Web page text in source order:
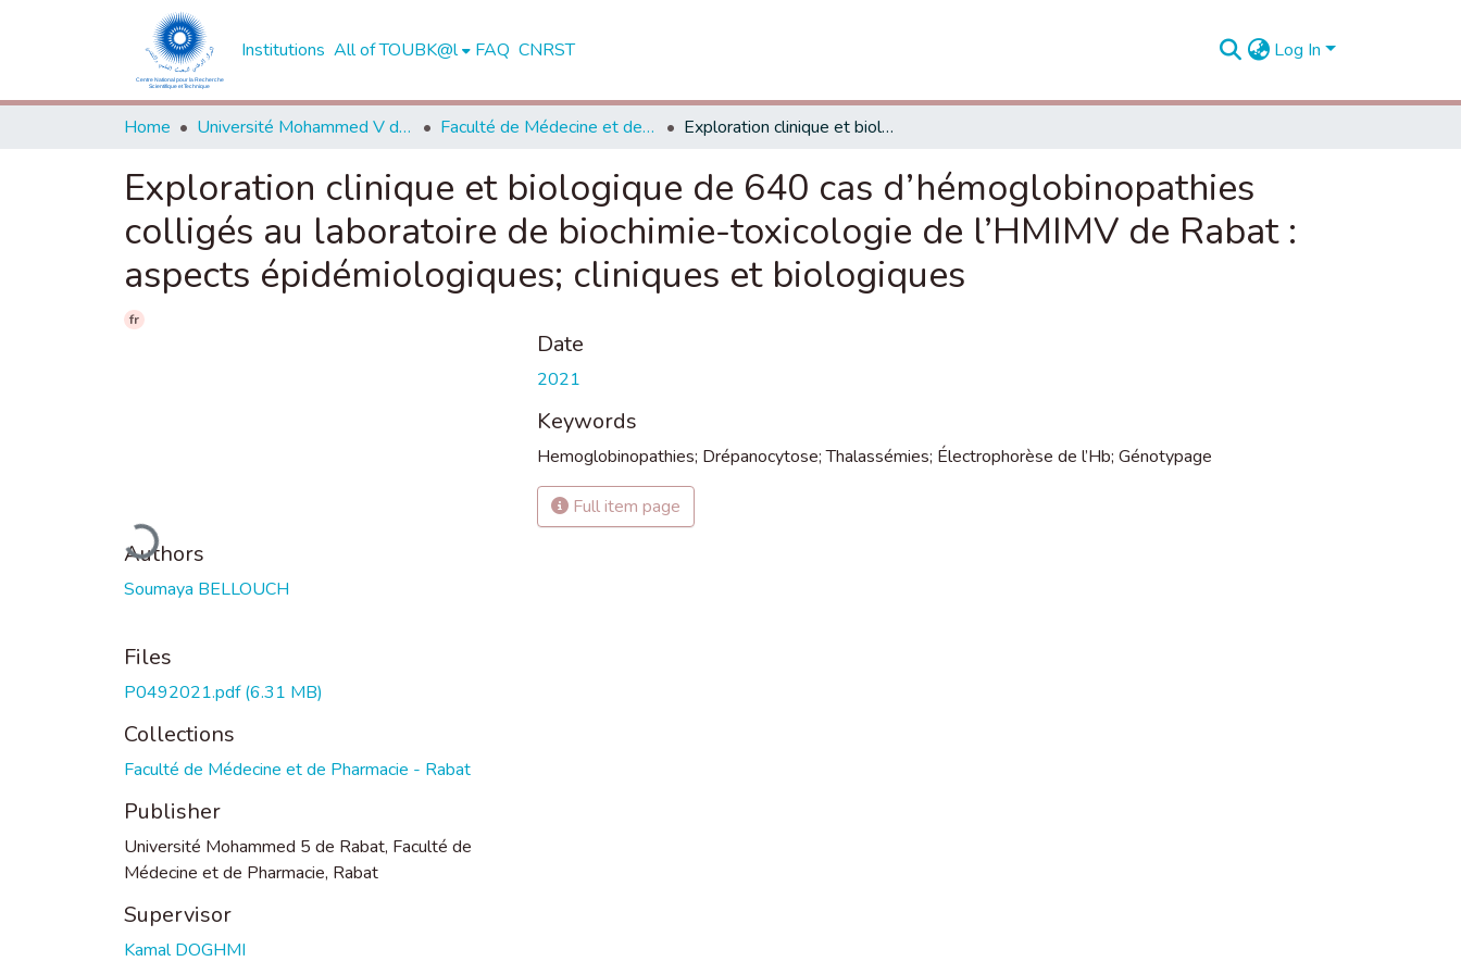
Institutions All of TOUBK@l FAQ CNRST Log In
Home Université Mohammed V de Rabat Faculté de Médecine et de Pharmacie - Rabat Exploration clinique et biologique de 640 cas d’hémoglobinopathies colligés au laboratoire de biochimie-toxicologie de l’HMIMV de Rabat : aspects épidémiologiques; cliniques et biologiques
Exploration clinique et biologique de 640 cas d’hémoglobinopathies
colligés au laboratoire de biochimie-toxicologie de l’HMIMV de Rabat :
aspects épidémiologiques; cliniques et biologiques
fr
Loading...
Authors
Soumaya BELLOUCH
Files
P0492021.pdf(6.31 MB)
Collections
Faculté de Médecine et de Pharmacie - Rabat
Publisher
Université Mohammed 5 de Rabat, Faculté de
Médecine et de Pharmacie, Rabat
Supervisor
Kamal DOGHMI
Date
2021
Keywords
Hemoglobinopathies; Drépanocytose; Thalassémies; Électrophorèse de l’Hb; Génotypage
Full item page